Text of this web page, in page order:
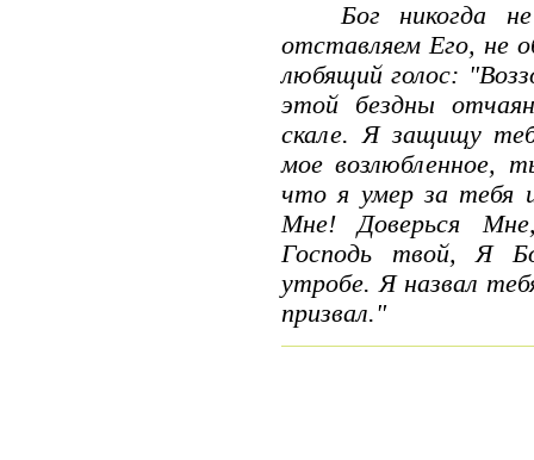
Бог никогда
отставляем Его, не
любящий голос:
этой бездны
скале. Я защищу
мое возлюбленное,
что я умер за тебя
Мне! Доверься
Господь твой, Я
утробе. Я назвал
призвал."